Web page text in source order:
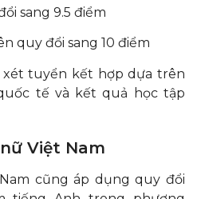
sang 9.5 điểm
quy đổi sang 10 điểm
tuyển kết hợp dựa trên
tế và kết quả học tập
Việt Nam
cũng áp dụng quy đổi